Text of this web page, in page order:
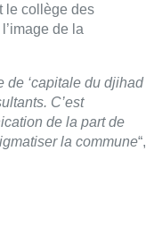
le collège des
de la
de ‘capitale du djihad
C’est
de la part de
la commune“,